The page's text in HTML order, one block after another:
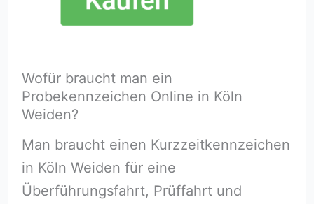
Wofür braucht man ein
Probekennzeichen Online in Köln
Weiden?
Man braucht einen Kurzzeitkennzeichen
in Köln Weiden für eine
Überführungsfahrt, Prüffahrt und